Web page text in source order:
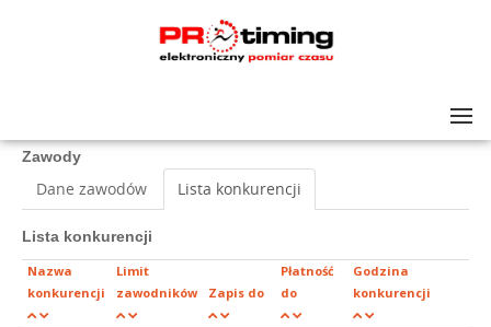
Zawody
Dane zawodów Lista konkurencji
Lista konkurencji
Nazwa
konkurencji
Limit
zawodników
Zapis do
Płatność
do
Godzina
konkurencji